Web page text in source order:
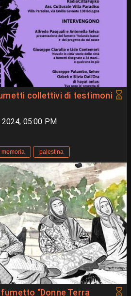
collettivi di testimoni
2024, 05:00 PM
memoria palestina
"Donne Terra